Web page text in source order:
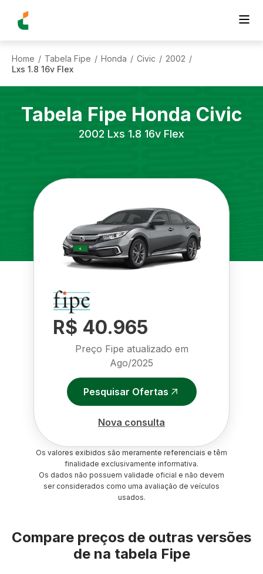
Home / Tabela Fipe / Honda / Civic / 2002 /
Lxs 1.8 16v Flex
Tabela Fipe Honda Civic
2002 Lxs 1.8 16v Flex
R$ 40.965
Preço Fipe atualizado em
Ago/2025
Pesquisar Ofertas
Nova consulta
Os valores exibidos são meramente referenciais e têm
finalidade exclusivamente informativa.
Os dados não possuem validade oficial e não devem
ser considerados como uma avaliação de veículos
usados.
Compare preços de outras versões
de na tabela Fipe